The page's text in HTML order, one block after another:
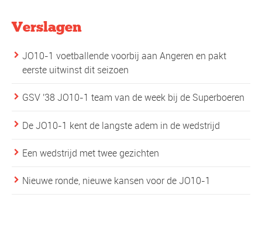
Verslagen
JO10-1 voetballende voorbij aan Angeren en pakt
eerste uitwinst dit seizoen
GSV '38 JO10-1 team van de week bij de Superboeren
De JO10-1 kent de langste adem in de wedstrijd
Een wedstrijd met twee gezichten
Nieuwe ronde, nieuwe kansen voor de JO10-1